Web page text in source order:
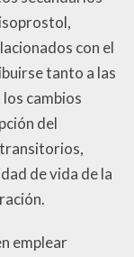
con el
tanto a las
cambios
del
de vida de la
emplear